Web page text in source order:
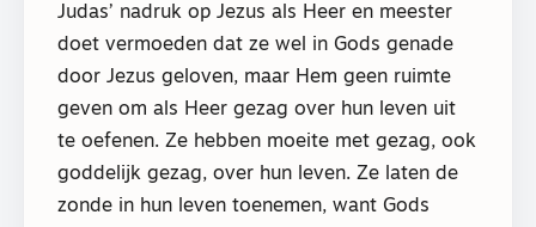
Judas’ nadruk op Jezus als Heer en meester
doet vermoeden dat ze wel in Gods genade
door Jezus geloven, maar Hem geen ruimte
geven om als Heer gezag over hun leven uit
te oefenen. Ze hebben moeite met gezag, ook
goddelijk gezag, over hun leven. Ze laten de
zonde in hun leven toenemen, want Gods